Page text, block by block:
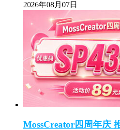
2026年08月07日
MossCreator四周年庆